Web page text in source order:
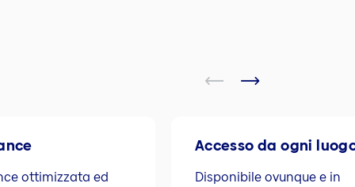
ottimizzata ed
Accesso da ogni
Disponibile ovunque e in